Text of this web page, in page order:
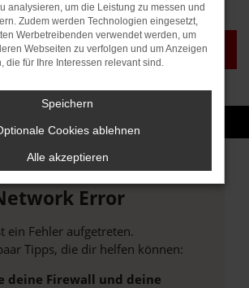
GEBRAUCHTWAGEN
BRUCHSAL
Error
ein Fehler aufgetreten.
Tipps, die dir helfen können:
deine Firewall und deine
analysieren, um die Leistung zu messen und
Zudem werden Technologien eingesetzt,
Werbetreibenden verwendet werden, um
Webseiten zu verfolgen und um Anzeigen
die für Ihre Interessen relevant sind.
Speichern
Cookies ablehnen
Alle akzeptieren